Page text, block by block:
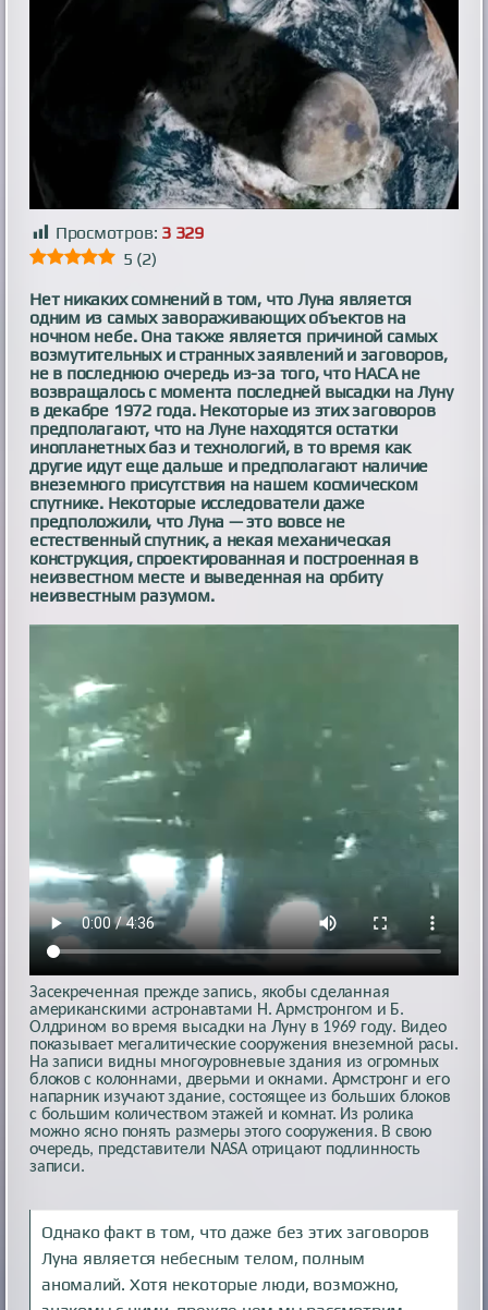
Просмотров: 3 329
5 (2)
Нет никаких сомнений в том, что Луна является
одним из самых завораживающих объектов на
ночном небе. Она также является причиной самых
возмутительных и странных заявлений и заговоров,
не в последнюю очередь из-за того, что НАСА не
возвращалось с момента последней высадки на Луну
в декабре 1972 года. Некоторые из этих заговоров
предполагают, что на Луне находятся остатки
инопланетных баз и технологий, в то время как
другие идут еще дальше и предполагают наличие
внеземного присутствия на нашем космическом
спутнике. Некоторые исследователи даже
предположили, что Луна — это вовсе не
естественный спутник, а некая механическая
конструкция, спроектированная и построенная в
неизвестном месте и выведенная на орбиту
неизвестным разумом.
Засекреченная прежде запись, якобы сделанная
американскими астронавтами Н. Армстронгом и Б.
Олдрином во время высадки на Луну в 1969 году. Видео
показывает мегалитические сооружения внеземной расы.
На записи видны многоуровневые здания из огромных
блоков с колоннами, дверьми и окнами. Армстронг и его
напарник изучают здание, состоящее из больших блоков
с большим количеством этажей и комнат. Из ролика
можно ясно понять размеры этого сооружения. В свою
очередь, представители NASA отрицают подлинность
записи.
Однако факт в том, что даже без этих заговоров
Луна является небесным телом, полным
аномалий. Хотя некоторые люди, возможно,